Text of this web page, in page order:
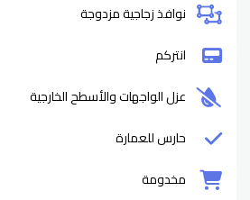
نوافذ زجاجية مزدوجة
انتركم
عزل الواجهات والأسطح الخارجية
حارس للعمارة
مخدومة